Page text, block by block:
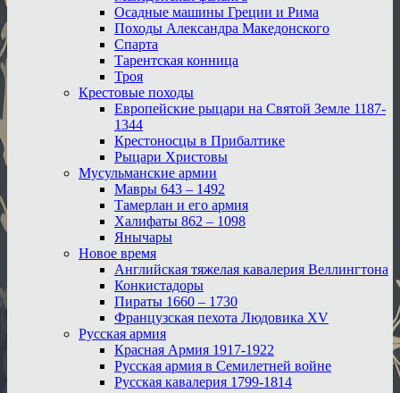
Осадные машины Греции и Рима
Походы Александра Македонского
Спарта
Тарентская конница
Троя
Крестовые походы
Европейские рыцари на Святой Земле 1187-
1344
Крестоносцы в Прибалтике
Рыцари Христовы
Мусульманские армии
Мавры 643 – 1492
Тамерлан и его армия
Халифаты 862 – 1098
Янычары
Новое время
Английская тяжелая кавалерия Веллингтона
Конкистадоры
Пираты 1660 – 1730
Французская пехота Людовика XV
Русская армия
Красная Армия 1917-1922
Русская армия в Семилетней войне
Русская кавалерия 1799-1814